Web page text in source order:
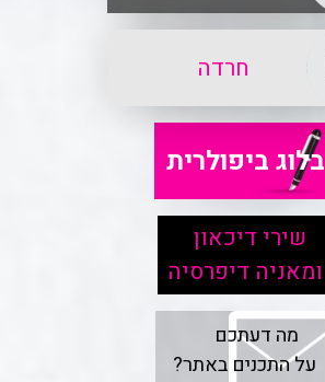
מה דעתכם
על התכנים באתר?
בלוג ביפולרית
שירי דיכאון
ומאניה דיפרסיה
חרדה